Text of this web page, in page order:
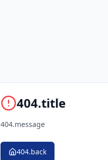
404.title
404.message
404.back